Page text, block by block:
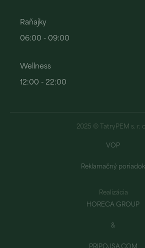
Raňajky
06:00 - 09:00
Wellness
12:00 - 22:00
2025 © TatryPEM s. r.
VOP
Reklamačný poriadok
Realizácia
HORECA GROUP
&